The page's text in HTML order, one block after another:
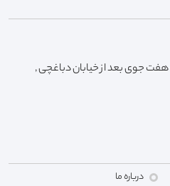
هفت جوی بعد از خیابان دباغچی ,
درباره ما